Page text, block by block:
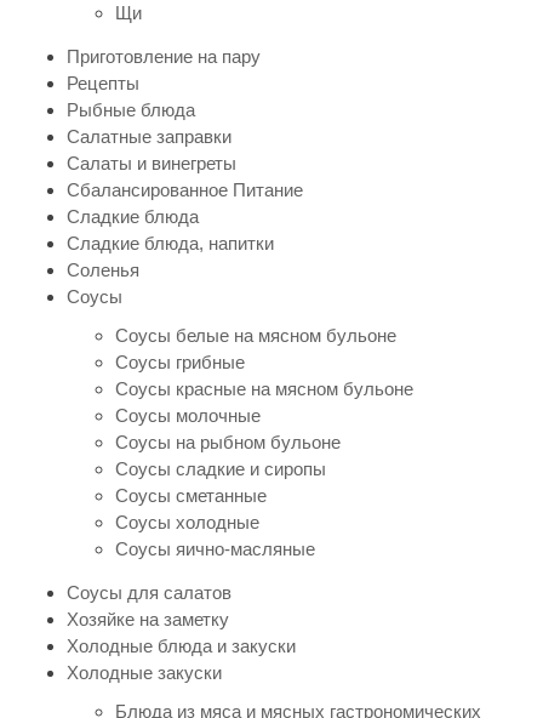
Щи
Приготовление на пару
Рецепты
Рыбные блюда
Салатные заправки
Салаты и винегреты
Сбалансированное Питание
Сладкие блюда
Сладкие блюда, напитки
Соленья
Соусы
Соусы белые на мясном бульоне
Соусы грибные
Соусы красные на мясном бульоне
Соусы молочные
Соусы на рыбном бульоне
Соусы сладкие и сиропы
Соусы сметанные
Соусы холодные
Соусы яично-масляные
Соусы для салатов
Хозяйке на заметку
Холодные блюда и закуски
Холодные закуски
Блюда из мяса и мясных гастрономических